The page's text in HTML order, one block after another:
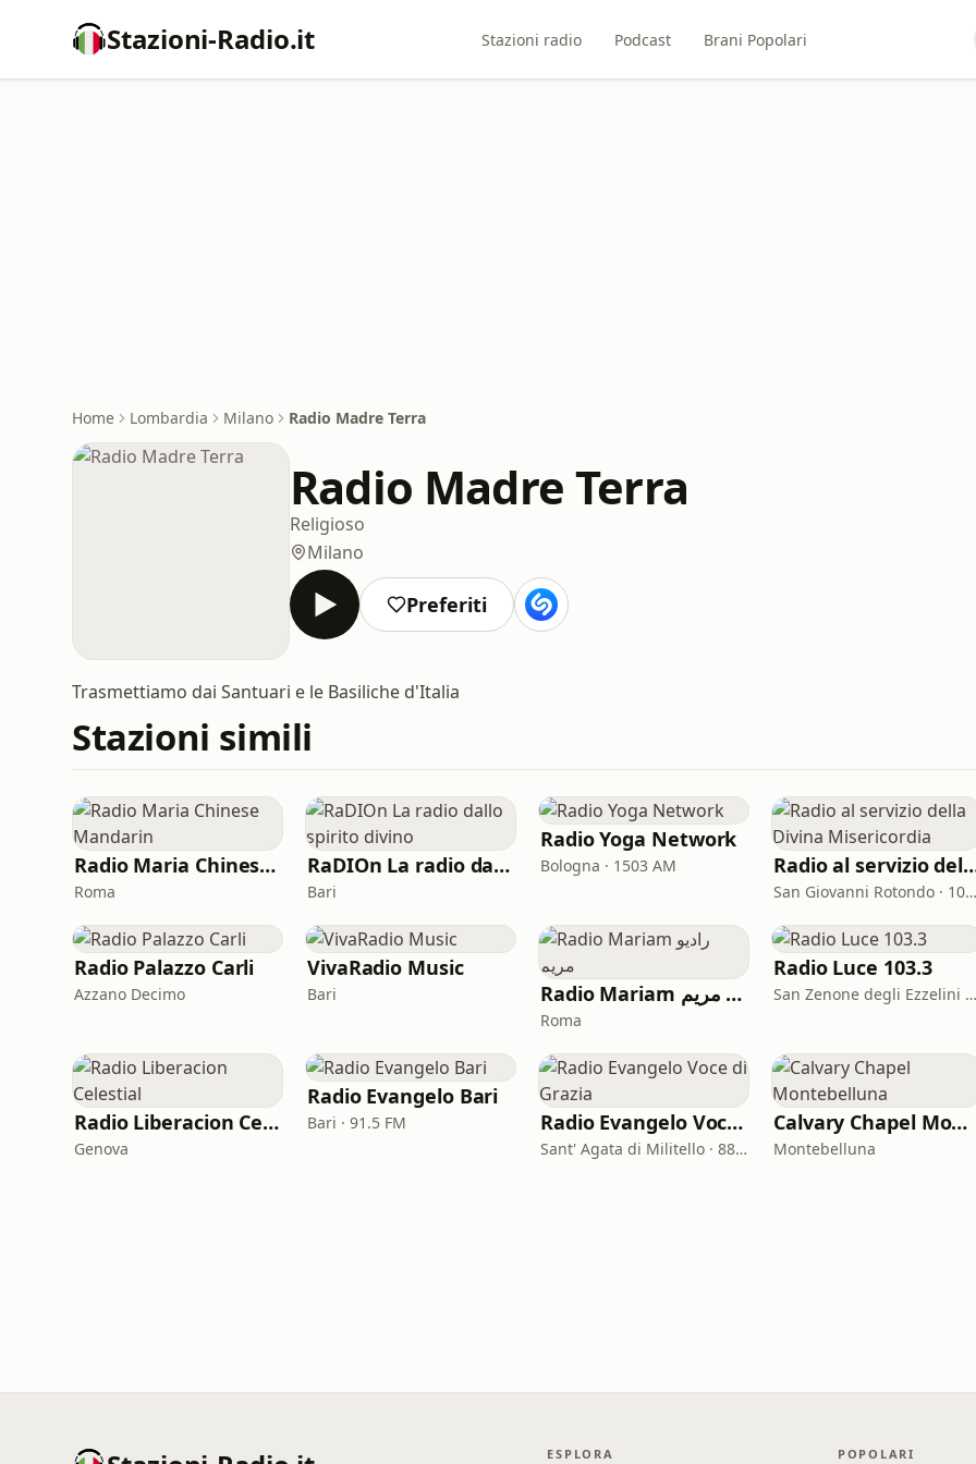
Stazioni-Radio.it Stazioni radio Podcast Brani Popolari
Home Lombardia Milano Radio Madre Terra
Radio Madre Terra
Religioso
Milano
Preferiti
Trasmettiamo dai Santuari e le Basiliche d'Italia
Stazioni simili
Radio Maria Chinese Mandarin
Roma
RaDIOn La radio dallo spirito divino
Bari
Radio Yoga Network
Bologna · 1503 AM Radio al servizio
San Giovanni Rotondo · 102.9 FM
Radio Palazzo Carli
Azzano Decimo
VivaRadio Music
Bari Radio Mariam راديو مريم
Roma
Radio Luce 103.3
San Zenone degli Ezzelini · 103.3 FM
Radio Liberacion Celestial
Genova
Radio Evangelo Bari
Bari · 91.5 FM Radio Evangelo Voce di Grazia
Sant' Agata di Militello · 88.25 FM
Calvary Chapel Montebelluna
Montebelluna
ESPLORA POPOLARI